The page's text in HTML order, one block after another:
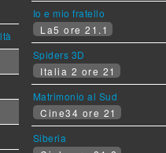
Io e mio fratello
La5 ore 21.1
Spiders 3D
Italia 2 ore 21
Matrimonio al Sud
Cine34 ore 21
Siberia